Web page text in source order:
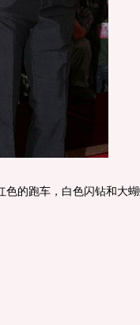
的跑车，白色闪钻和大蝴